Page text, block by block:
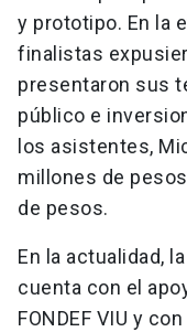
y prototipo. En la
finalistas
presentaron sus
público e
los asistentes,
millones de
de pesos.
En la actualidad,
cuenta con el
FONDEF VIU y